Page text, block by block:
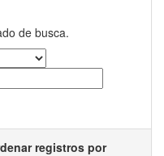
de busca.
registros por